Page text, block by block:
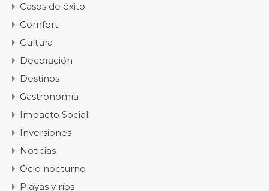
Casos de éxito
Comfort
Cultura
Decoración
Destinos
Gastronomía
Impacto Social
Inversiones
Noticias
Ocio nocturno
Playas y ríos